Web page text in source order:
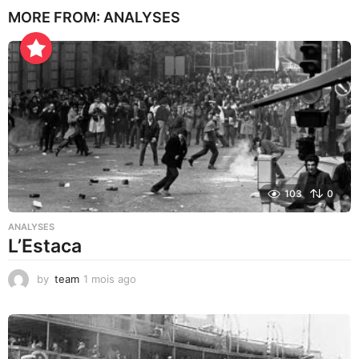
g
o
MORE FROM: ANALYSES
103 0
ANALYSES
L’Estaca
by team 1 mois ago
i
s